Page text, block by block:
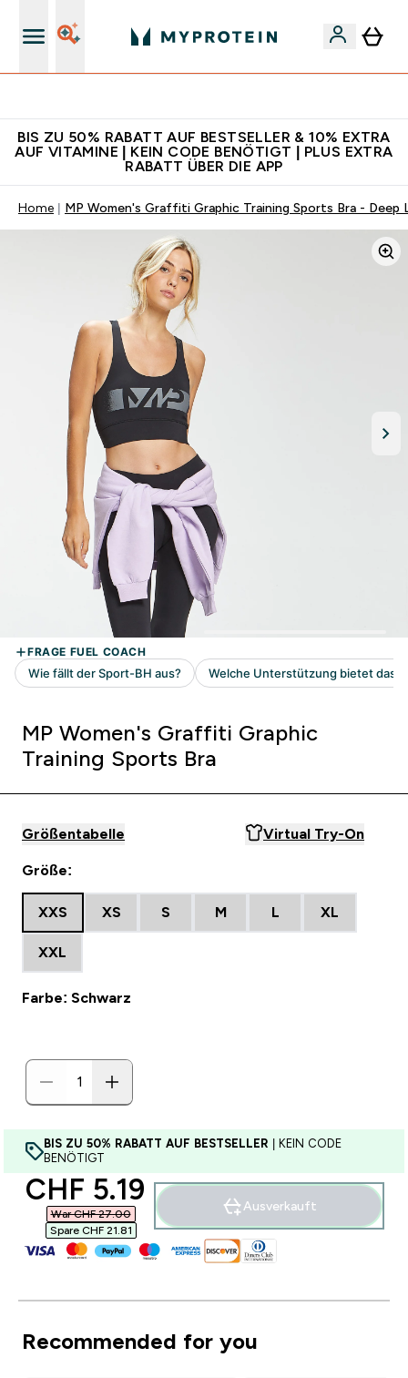
BIS ZU 50% RABATT AUF BESTSELLER & 10% EXTRA
AUF VITAMINE | KEIN CODE BENÖTIGT | PLUS EXTRA
RABATT ÜBER DIE APP
Home MP Women's Graffiti Graphic Training Sports Bra - Deep
MP Women's Graffiti Graphic
Training Sports Bra
Größentabelle Virtual Try-On
Größe:
XXS XS S M L XL
XXL
Farbe: Schwarz
BIS ZU 50% RABATT AUF BESTSELLER | KEIN CODE
BENÖTIGT
discounted price
CHF 5.19‎
War CHF 27.00‎
Spare CHF 21.81‎
Ausverkauft
Recommended for you